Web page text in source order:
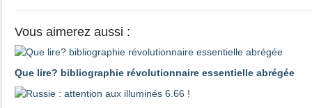
Vous aimerez aussi :
Que lire? bibliographie révolutionnaire essentielle abrégée